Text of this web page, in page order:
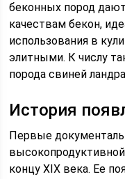
беконных пород
качествам бекон,
использования в
элитными. К числу
порода свиней
История
Первые
концу XIX века. Ее